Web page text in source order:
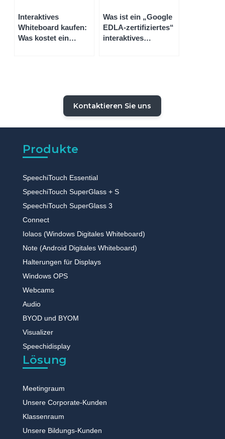
Interaktives
Whiteboard kaufen:
Was kostet ein
Was ist ein „Google
EDLA-zertifiziertes“
interaktives
Kontaktieren Sie uns
Produkte
SpeechiTouch Essential
SpeechiTouch SuperGlass + S
SpeechiTouch SuperGlass 3
Connect
Iolaos (Windows Digitales Whiteboard)
Note (Android Digitales Whiteboard)
Halterungen für Displays
Windows OPS
Webcams
Audio
BYOD und BYOM
Visualizer
Speechidisplay
Lösung
Meetingraum
Unsere Corporate-Kunden
Klassenraum
Unsere Bildungs-Kunden